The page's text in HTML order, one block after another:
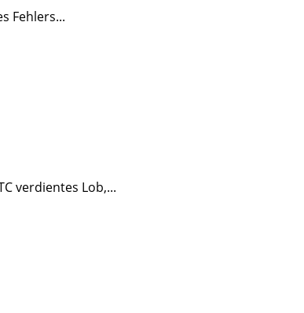
Fehlers...
verdientes Lob,...